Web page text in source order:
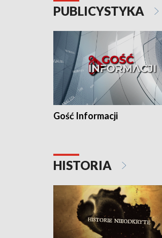
PUBLICYSTYKA
Gość Informacji
HISTORIA